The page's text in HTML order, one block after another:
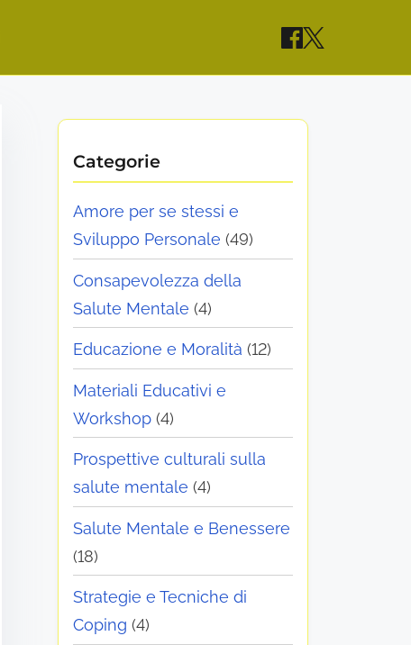
Categorie
Amore per se stessi e
Sviluppo Personale (49)
Consapevolezza della
Salute Mentale (4)
Educazione e Moralità (12)
Materiali Educativi e
Workshop (4)
Prospettive culturali sulla
salute mentale (4)
Salute Mentale e Benessere
(18)
Strategie e Tecniche di
Coping (4)